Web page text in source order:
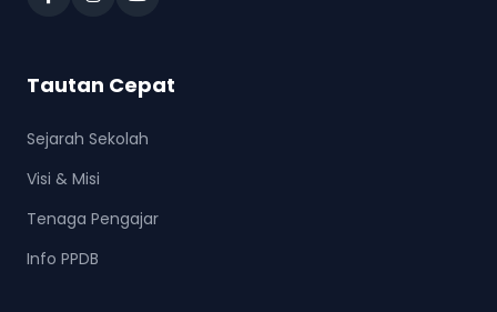
Tautan Cepat
Sejarah Sekolah
Visi & Misi
Tenaga Pengajar
Info PPDB